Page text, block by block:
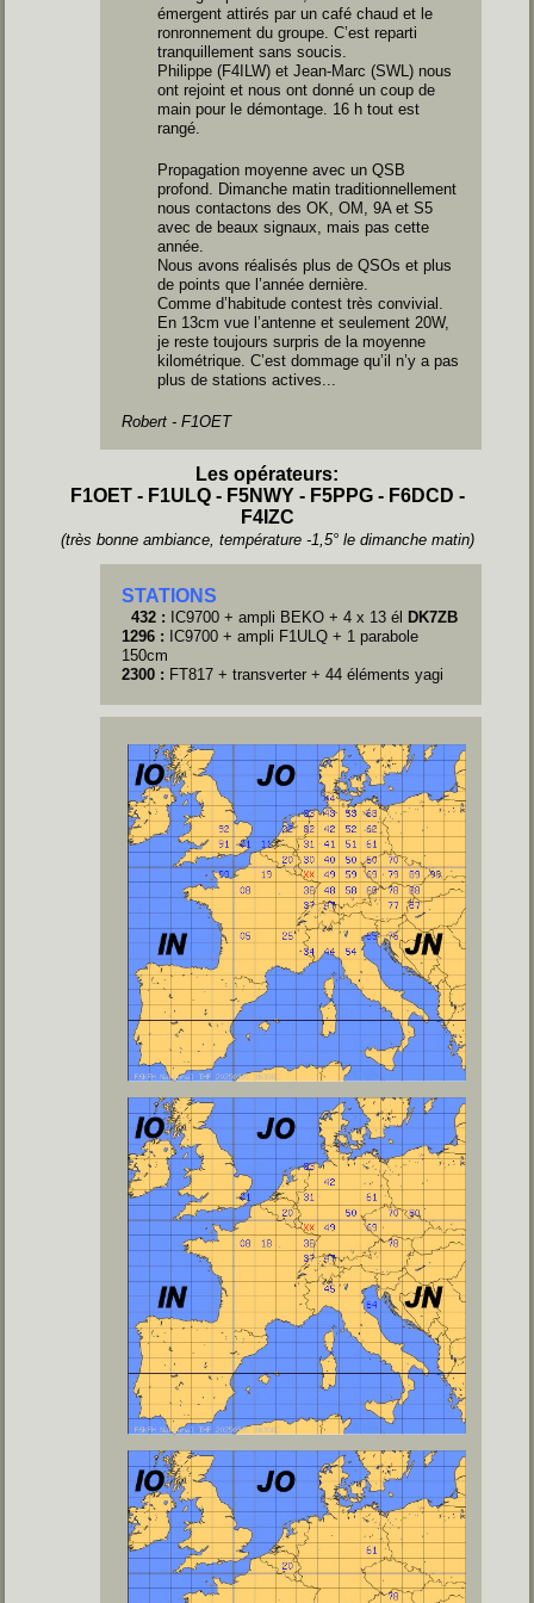
émergent attirés par un café chaud et le
ronronnement du groupe. C’est reparti
tranquillement sans soucis.
Philippe (F4ILW) et Jean-Marc (SWL) nous
ont rejoint et nous ont donné un coup de
main pour le démontage. 16 h tout est
rangé.
Propagation moyenne avec un QSB
profond. Dimanche matin traditionnellement
nous contactons des OK, OM, 9A et S5
avec de beaux signaux, mais pas cette
année.
Nous avons réalisés plus de QSOs et plus
de points que l’année dernière.
Comme d’habitude contest très convivial.
En 13cm vue l’antenne et seulement 20W,
je reste toujours surpris de la moyenne
kilométrique. C’est dommage qu’il n’y a pas
plus de stations actives...
Robert - F1OET
Les opérateurs:
F1OET - F1ULQ - F5NWY - F5PPG - F6DCD -
F4IZC
(très bonne ambiance, température -1,5° le dimanche matin)
STATIONS
432 : IC9700 + ampli BEKO + 4 x 13 él DK7ZB
1296 : IC9700 + ampli F1ULQ + 1 parabole
150cm
2300 : FT817 + transverter + 44 éléments yagi